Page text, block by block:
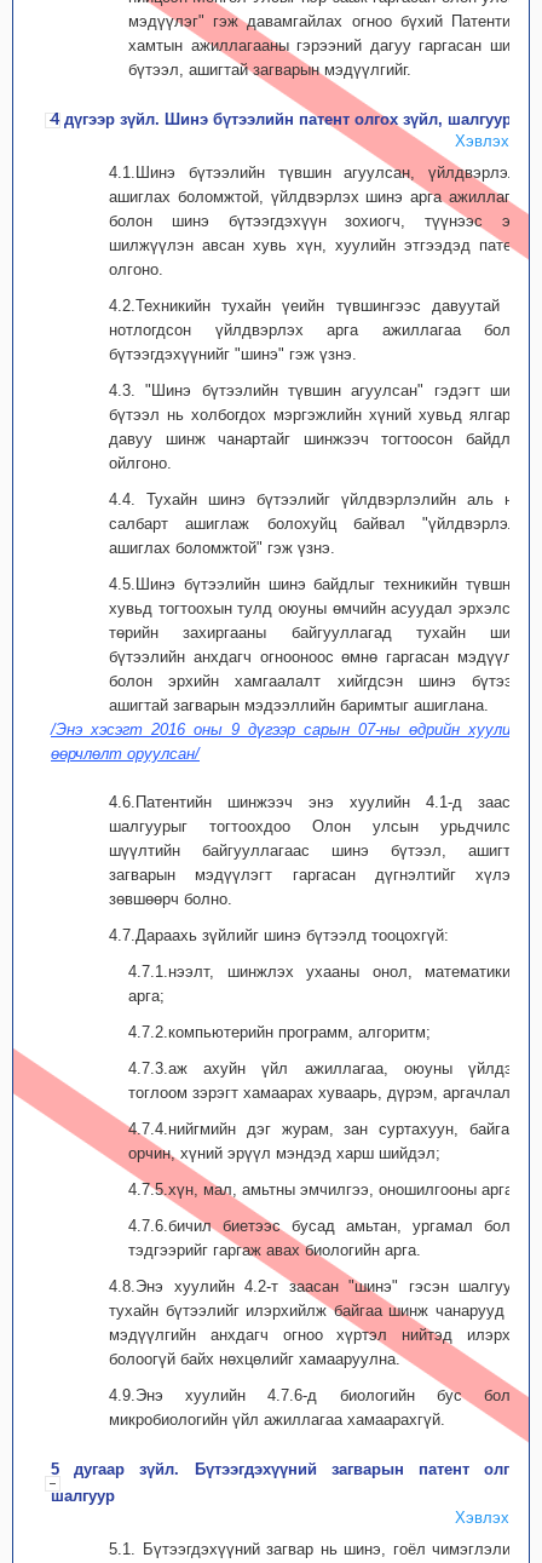
мэдүүлэг" гэж давамгайлах огноо бүхий Патентийн
хамтын ажиллагааны гэрээний дагуу гаргасан шинэ
бүтээл, ашигтай загварын мэдүүлгийг.
4 дүгээр зүйл. Шинэ бүтээлийн патент олгох зүйл, шалгуур
Хэвлэх
4.1.Шинэ бүтээлийн түвшин агуулсан, үйлдвэрлэлд
ашиглах боломжтой, үйлдвэрлэх шинэ арга ажиллагаа
болон шинэ бүтээгдэхүүн зохиогч, түүнээс эрх
шилжүүлэн авсан хувь хүн, хуулийн этгээдэд патент
олгоно.
4.2.Техникийн тухайн үеийн түвшингээс давуутай нь
нотлогдсон үйлдвэрлэх арга ажиллагаа болон
бүтээгдэхүүнийг "шинэ" гэж үзнэ.
4.3. "Шинэ бүтээлийн түвшин агуулсан" гэдэгт шинэ
бүтээл нь холбогдох мэргэжлийн хүний хувьд ялгарах
давуу шинж чанартайг шинжээч тогтоосон байдлыг
ойлгоно.
4.4. Тухайн шинэ бүтээлийг үйлдвэрлэлийн аль нэг
салбарт ашиглаж болохуйц байвал "үйлдвэрлэлд
ашиглах боломжтой" гэж үзнэ.
4.5.Шинэ бүтээлийн шинэ байдлыг техникийн түвшний
хувьд тогтоохын тулд оюуны өмчийн асуудал эрхэлсэн
төрийн захиргааны байгууллагад тухайн шинэ
бүтээлийн анхдагч огнооноос өмнө гаргасан мэдүүлэг
болон эрхийн хамгаалалт хийгдсэн шинэ бүтээл,
ашигтай загварын мэдээллийн баримтыг ашиглана.
/Энэ хэсэгт 2016 оны 9 дүгээр сарын 07-ны өдрийн хуулиар
өөрчлөлт оруулсан/
4.6.Патентийн шинжээч энэ хуулийн 4.1-д заасан
шалгуурыг тогтоохдоо Олон улсын урьдчилсан
шүүлтийн байгууллагаас шинэ бүтээл, ашигтай
загварын мэдүүлэгт гаргасан дүгнэлтийг хүлээн
зөвшөөрч болно.
4.7.Дараахь зүйлийг шинэ бүтээлд тооцохгүй:
4.7.1.нээлт, шинжлэх ухааны онол, математикийн
арга;
4.7.2.компьютерийн программ, алгоритм;
4.7.3.аж ахуйн үйл ажиллагаа, оюуны үйлдэл,
тоглоом зэрэгт хамаарах хуваарь, дүрэм, аргачлал;
4.7.4.нийгмийн дэг журам, зан суртахуун, байгаль
орчин, хүний эрүүл мэндэд харш шийдэл;
4.7.5.хүн, мал, амьтны эмчилгээ, оношилгооны арга;
4.7.6.бичил биетээс бусад амьтан, ургамал болон
тэдгээрийг гаргаж авах биологийн арга.
4.8.Энэ хуулийн 4.2-т заасан "шинэ" гэсэн шалгуурт
тухайн бүтээлийг илэрхийлж байгаа шинж чанарууд нь
мэдүүлгийн анхдагч огноо хүртэл нийтэд илэрхий
болоогүй байх нөхцөлийг хамааруулна.
4.9.Энэ хуулийн 4.7.6-д биологийн бус болон
микробиологийн үйл ажиллагаа хамаарахгүй.
5 дугаар зүйл. Бүтээгдэхүүний загварын патент олгох
шалгуур
Хэвлэх
5.1. Бүтээгдэхүүний загвар нь шинэ, гоёл чимэглэлийн